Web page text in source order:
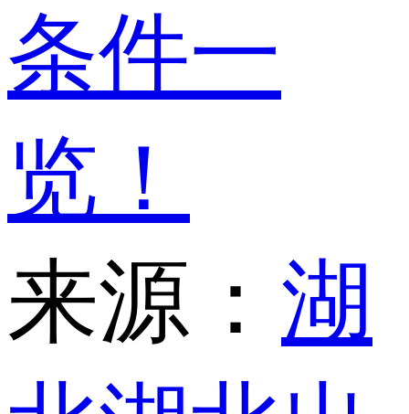
条件一
览！
来源： 湖